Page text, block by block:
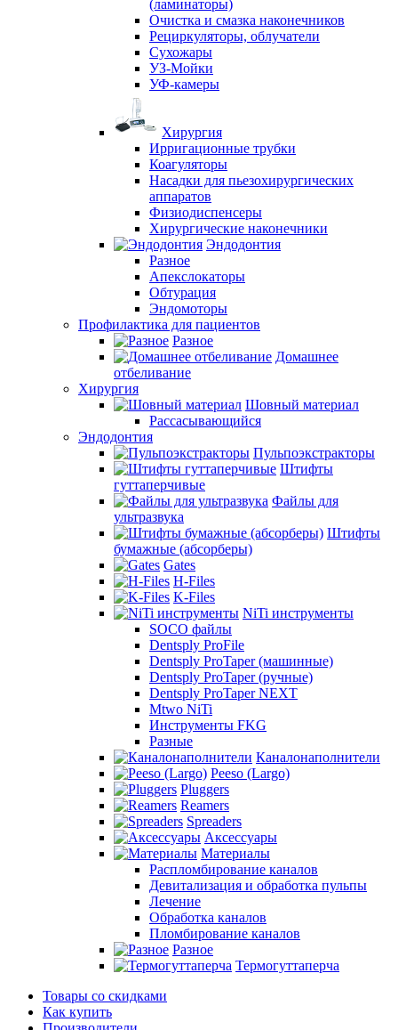
(ламинаторы)
Очистка и смазка наконечников
Рециркуляторы, облучатели
Сухожары
УЗ-Мойки
УФ-камеры
Хирургия
Ирригационные трубки
Коагуляторы
Насадки для пьезохирургических
аппаратов
Физиодиспенсеры
Хирургические наконечники
Эндодонтия
Разное
Апекслокаторы
Обтурация
Эндомоторы
Профилактика для пациентов
Разное
Домашнее
отбеливание
Хирургия
Шовный материал
Рассасывающийся
Эндодонтия
Пульпоэкстракторы
Штифты
гуттаперчивые
Файлы для
ультразвука
Штифты
бумажные (абсорберы)
Gates
H-Files
K-Files
NiTi инструменты
SOCO файлы
Dentsply ProFile
Dentsply ProTaper (машинные)
Dentsply ProTaper (ручные)
Dentsply ProTaper NEXT
Mtwo NiTi
Инструменты FKG
Разные
Каналонаполнители
Peeso (Largo)
Pluggers
Reamers
Spreaders
Аксессуары
Материалы
Распломбирование каналов
Девитализация и обработка пульпы
Лечение
Обработка каналов
Пломбирование каналов
Разное
Термогуттаперча
Товары со скидками
Как купить